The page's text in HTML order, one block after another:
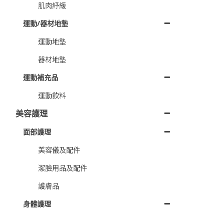
肌肉紓緩
運動/器材地墊
運動地墊
器材地墊
運動補充品
運動飲料
美容護理
面部護理
美容儀及配件
潔臉用品及配件
護膚品
身體護理